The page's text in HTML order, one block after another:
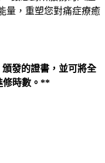
量，重塑您對痛症療癒
頒發的證書，並可將全
修時數。**